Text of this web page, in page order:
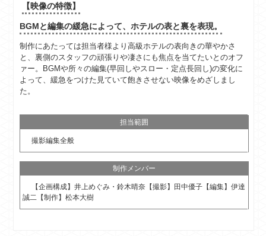
【映像の特徴】
BGMと編集の緩急によって、ホテルの表と裏を表現。
制作にあたっては担当者様より高級ホテルの表向きの華やかさ
と、裏側のスタッフの頑張りや凄さにも焦点を当てたいとのオフ
ァー。BGMや所々の編集(早回しやスロー・定点長回し)の変化に
よって、緩急をつけた見ていて飽きさせない映像をめざしまし
た。
担当範囲
撮影編集全般
制作メンバー
【企画構成】井上めぐみ・鈴木晴奈【撮影】田中優子【編集】伊達
誠二【制作】松本大樹